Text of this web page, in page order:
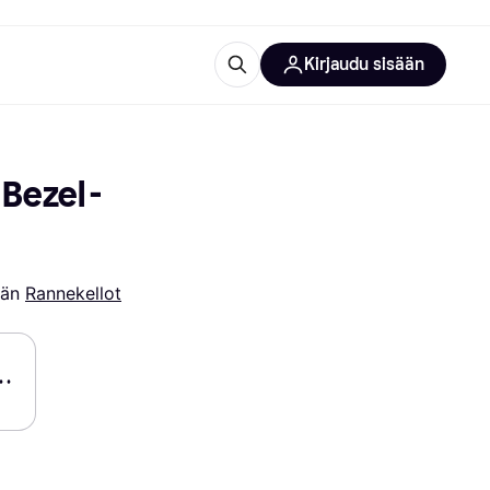
Kirjaudu sisään
-
Rannekellot